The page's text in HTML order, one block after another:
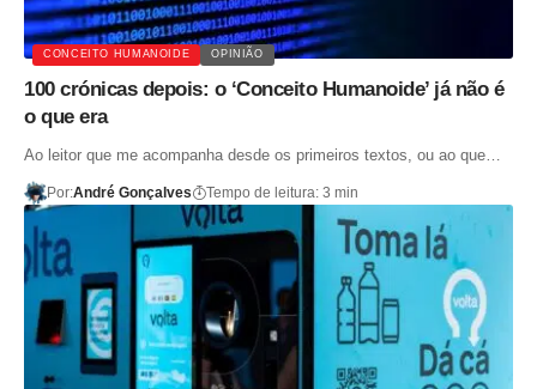
CONCEITO HUMANOIDE OPINIÃO
100 crónicas depois: o ‘Conceito Humanoide’ já não é
o que era
Ao leitor que me acompanha desde os primeiros textos, ou ao que…
Por:André Gonçalves Tempo de leitura: 3 min